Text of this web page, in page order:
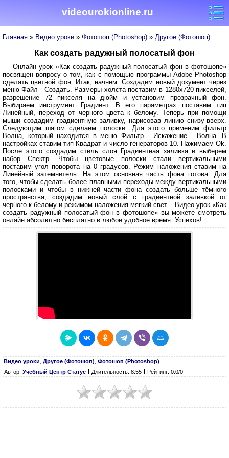
videourokionline.ru
Главная » Видео уроки » Фотошоп (Photoshop) » Другое (Фотошоп)
Как создать радужный полосатый фон
Онлайн урок «Как создать радужный полосатый фон в фотошопе»
посвящен вопросу о том, как с помощью программы Adobe Photoshop
сделать цветной фон. Итак, начнем. Создадим новый документ через
меню Файл - Создать. Размеры холста поставим в 1280x720 пикселей,
разрешение 72 пикселя на дюйм и установим прозрачный фон.
Выбираем инструмент Градиент. В его параметрах поставим тип
Линейный, переход от черного цвета к белому. Теперь при помощи
мыши создадим градиентную заливку, нарисовав линию снизу-вверх.
Следующим шагом сделаем полоски. Для этого применим фильтр
Волна, который находится в меню Фильтр - Искажение - Волна. В
настройках ставим тип Квадрат и число генераторов 10. Нажимаем Ok.
После этого создадим стиль слоя Градиентная заливка и выберем
набор Спектр. Чтобы цветовые полоски стали вертикальными
поставим угол поворота на 0 градусов. Режим наложения ставим на
Линейный затемнитель. На этом основная часть фона готова. Для
того, чтобы сделать более плавными переходы между вертикальными
полосками и чтобы в нижней части фона создать больше тёмного
пространства, создадим новый слой с градиентной заливкой от
черного к белому и режимом наложения мягкий свет... Видео урок «Как
создать радужный полосатый фон в фотошопе» вы можете смотреть
онлайн абсолютно бесплатно в любое удобное время. Успехов!
Видео уроки Другое (Фотошоп) Фотошоп (Photoshop)
Автор: Учебный Центр Статус Длительность: 8:55 Рейтинг: 0.0/0